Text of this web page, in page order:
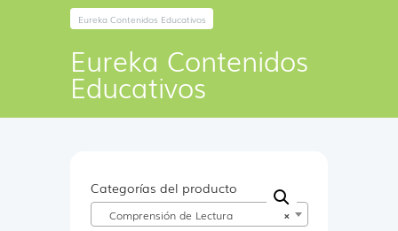
Eureka Contenidos Educativos
Eureka Contenidos
Educativos
Categorías del producto
×
Comprensión de Lectura